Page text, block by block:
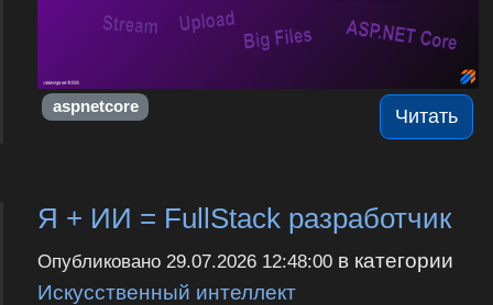
Читать
aspnetcore
Я + ИИ = FullStack разработчик
Опубликовано 29.07.2026 12:48:00в категории
Искусственный интеллект